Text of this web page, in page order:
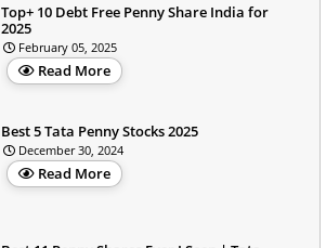
Top+ 10 Debt Free Penny Share India for
2025
February 05, 2025
Read More
Best 5 Tata Penny Stocks 2025
December 30, 2024
Read More